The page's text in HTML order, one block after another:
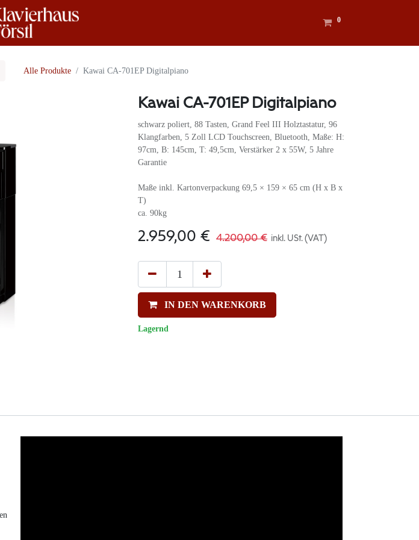
0
Alle Produkte Kawai CA-701EP Digitalpiano
Kawai CA-701EP Digitalpiano
schwarz poliert, 88 Tasten, Grand Feel III Holztastatur, 96
Klangfarben, 5 Zoll LCD Touchscreen, Bluetooth, Maße: H:
97cm, B: 145cm, T: 49,5cm, Verstärker 2 x 55W, 5 Jahre
Garantie
Maße inkl. Kartonverpackung 69,5 × 159 × 65 cm (H x B x
T)
ca. 90kg
2.959,00 € 4.200,00€ inkl. USt. (VAT)
IN DEN WARENKORB
Lagernd